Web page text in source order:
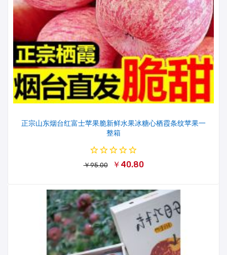
正宗山东烟台红富士苹果脆新鲜水果冰糖心栖霞条纹苹果一
整箱
￥95.00 ￥40.80